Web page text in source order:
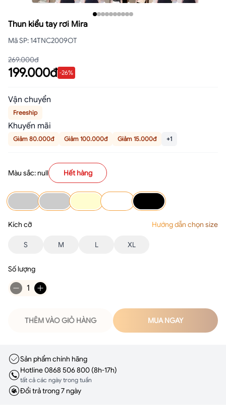
Thun kiểu tay rơi Mira
Mã SP:14TNC2009OT
269.000đ
199.000đ -26%
Vận chuyển
Freeship
Khuyến mãi
Giảm 80.000đ Giảm 100.000đ Giảm 15.000đ +1
Màu sắc: null Hết hàng
Kích cỡ Hướng dẫn chọn size
S M L XL
Số lượng
1
THÊM VÀO GIỎ HÀNG MUA NGAY
Sản phẩm chính hãng
Hotline 0868 506 800 (8h-17h)
tất cả các ngày trong tuần
Đổi trả trong 7 ngày